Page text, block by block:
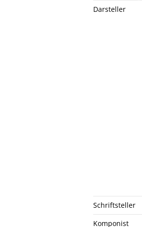
Darsteller
Schriftsteller
Komponist